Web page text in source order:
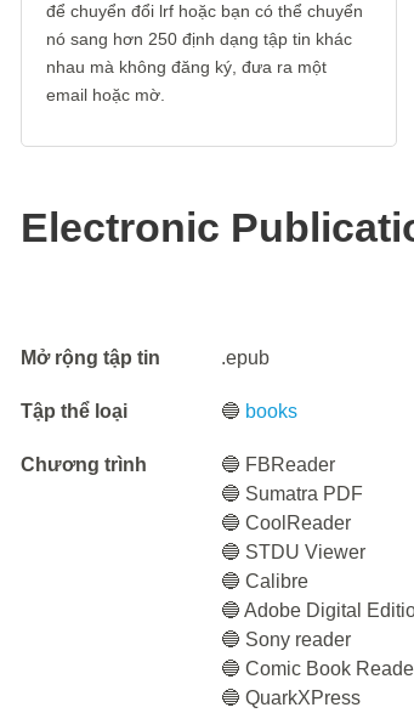
để chuyển đổi lrf hoặc bạn có thể chuyển
nó sang hơn 250 định dạng tập tin khác
nhau mà không đăng ký, đưa ra một
email hoặc mờ.
Electronic
Mở rộng tập tin .epub
Tập thể loại 🔵 books
Chương trình
🔵 FBReader
🔵 Sumatra PDF
🔵 CoolReader
🔵 STDU Viewer
🔵 Calibre
🔵 Adobe Digital
🔵 Sony reader
🔵 Comic Book
🔵 QuarkXPress